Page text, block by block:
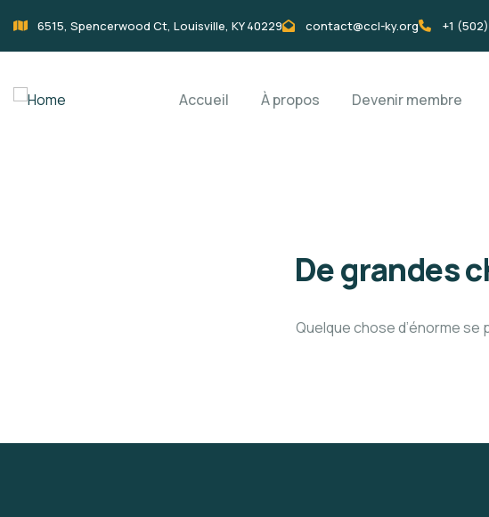
6515, Spencerwood Ct, Louisville, KY 40229 contact@ccl-ky.org +1
Accueil À propos Devenir membre
De grandes
Quelque chose d’énorme